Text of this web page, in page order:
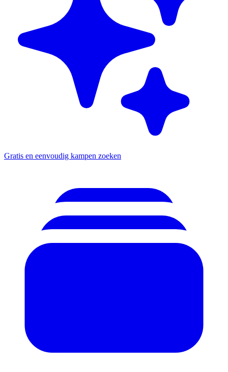
Gratis en eenvoudig kampen zoeken